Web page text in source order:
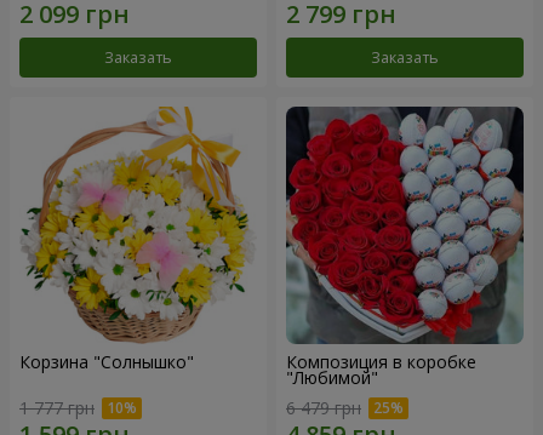
Заказать Заказать
Корзина "Солнышко"
1 777 грн
Композиция в коробке
"Любимой"
6 479 грн